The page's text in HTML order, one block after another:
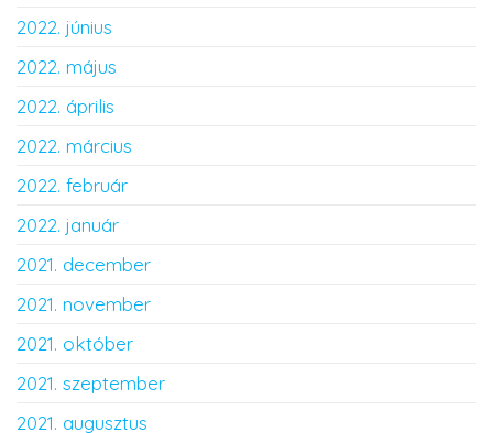
2022. június
2022. május
2022. április
2022. március
2022. február
2022. január
2021. december
2021. november
2021. október
2021. szeptember
2021. augusztus